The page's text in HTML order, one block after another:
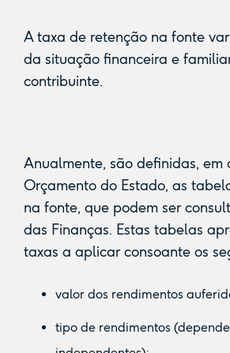
A taxa de retenção na fonte
da situação financeira e
contribuinte.
Anualmente, são definidas, em
Orçamento do Estado, as
na fonte, que podem ser
das Finanças. Estas tabelas
taxas a aplicar consoante os
valor dos rendimentos
tipo de rendimentos